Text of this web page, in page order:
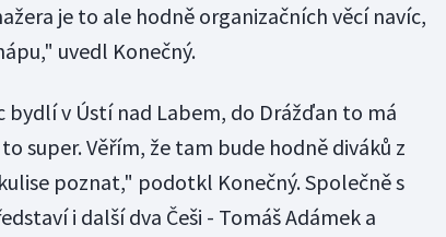
je to ale hodně organizačních věcí navíc,
uvedl Konečný.
bydlí v Ústí nad Labem, do Drážďan to má
super. Věřím, že tam bude hodně diváků z
poznat," podotkl Konečný. Společně s
i další dva Češi - Tomáš Adámek a